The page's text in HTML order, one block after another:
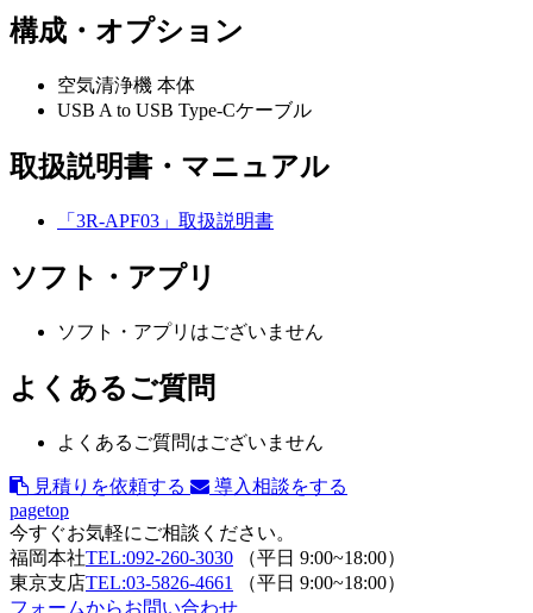
構成・オプション
空気清浄機 本体
USB A to USB Type-Cケーブル
取扱説明書・マニュアル
「3R-APF03」取扱説明書
ソフト・アプリ
ソフト・アプリはございません
よくあるご質問
よくあるご質問はございません
見積りを依頼する
導入相談をする
pagetop
今すぐお気軽にご相談ください。
福岡本社TEL:092-260-3030 （平日 9:00~18:00）
東京支店TEL:03-5826-4661
（平日 9:00~18:00）
フォームからお問い合わせ